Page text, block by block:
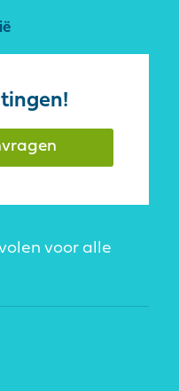
voor alle